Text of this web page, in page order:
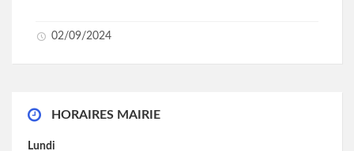
02/09/2024
HORAIRES MAIRIE
Lundi